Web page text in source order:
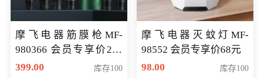
摩飞电器筋膜枪MF-
980366 会员专享价299
元
399.00 库存100
摩飞电器灭蚊灯MF-
98552 会员专享价68元
98.00
库存100